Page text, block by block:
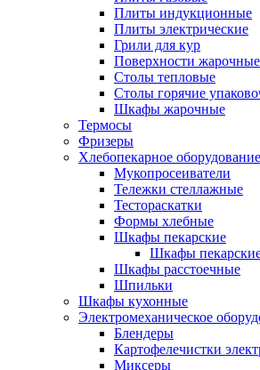
Плиты индукционные
Плиты электрические
Грили для кур
Поверхности жарочные
Столы тепловые
Столы горячие
Шкафы жарочные
Термосы
Фризеры
Хлебопекарное оборудование
Мукопросеиватели
Тележки стеллажные
Тестораскатки
Формы хлебные
Шкафы пекарские
Шкафы
Шкафы расстоечные
Шпильки
Шкафы кухонные
Электромеханическое
Блендеры
Картофелечистки
Миксеры